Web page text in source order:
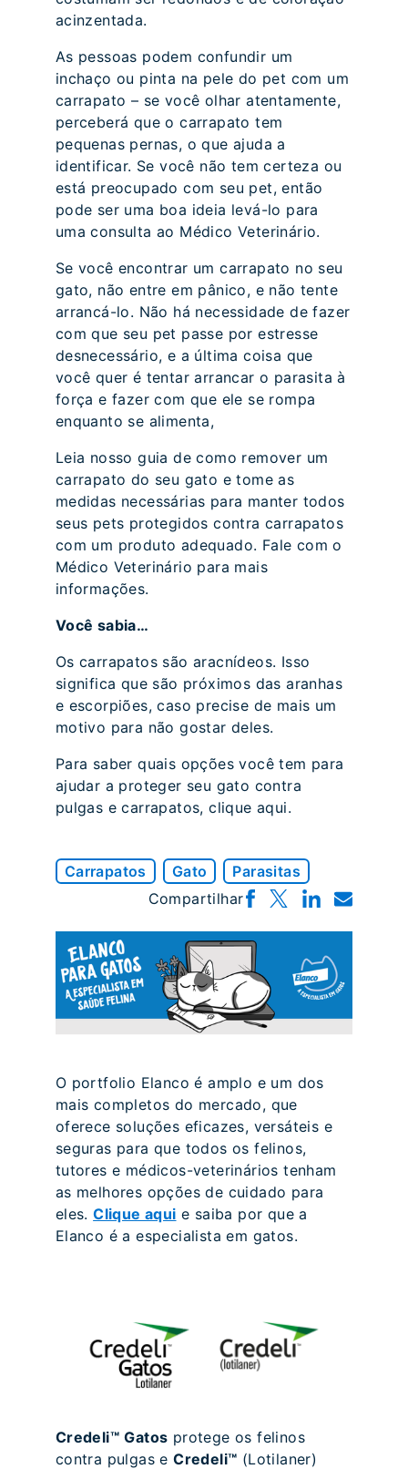
acinzentada.
As pessoas podem confundir um
inchaço ou pinta na pele do pet com um
carrapato – se você olhar atentamente,
perceberá que o carrapato tem
pequenas pernas, o que ajuda a
identificar. Se você não tem certeza ou
está preocupado com seu pet, então
pode ser uma boa ideia levá-lo para
uma consulta ao Médico Veterinário.
Se você encontrar um carrapato no seu
gato, não entre em pânico, e não tente
arrancá-lo. Não há necessidade de fazer
com que seu pet passe por estresse
desnecessário, e a última coisa que
você quer é tentar arrancar o parasita à
força e fazer com que ele se rompa
enquanto se alimenta,
Leia nosso guia de como remover um
carrapato do seu gato e tome as
medidas necessárias para manter todos
seus pets protegidos contra carrapatos
com um produto adequado. Fale com o
Médico Veterinário para mais
informações.
Você sabia…
Os carrapatos são aracnídeos. Isso
significa que são próximos das aranhas
e escorpiões, caso precise de mais um
motivo para não gostar deles.
Para saber quais opções você tem para
ajudar a proteger seu gato contra
pulgas e carrapatos, clique aqui.
Carrapatos Gato
Parasitas
Compartilhar
O portfolio Elanco é amplo e um dos
mais completos do mercado, que
oferece soluções eficazes, versáteis e
seguras para que todos os felinos,
tutores e médicos-veterinários tenham
as melhores opções de cuidado para
eles.Clique aqui e saiba por que a
Elanco é a especialista em gatos.
Credeli™ Gatos protege os felinos
contra pulgas eCredeli™ (Lotilaner)